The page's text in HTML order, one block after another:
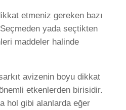
etmeniz gereken bazı
yada seçtikten
maddeler halinde
avizenin boyu dikkat
etkenlerden birisidir.
hol gibi alanlarda eğer